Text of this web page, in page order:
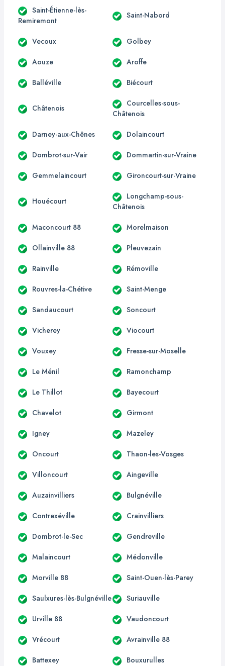
Saint-Étienne-lès-
Remiremont
Saint-Nabord
Vecoux Golbey
Aouze Aroffe
Balléville Biécourt
Châtenois
Courcelles-sous-
Châtenois
Darney-aux-Chênes Dolaincourt
Dombrot-sur-Vair Dommartin-sur-Vraine
Gemmelaincourt Gironcourt-sur-Vraine
Houécourt
Longchamp-sous-
Châtenois
Maconcourt 88 Morelmaison
Ollainville 88 Pleuvezain
Rainville Rémoville
Rouvres-la-Chétive Saint-Menge
Sandaucourt Soncourt
Vicherey Viocourt
Vouxey Fresse-sur-Moselle
Le Ménil Ramonchamp
Le Thillot Bayecourt
Chavelot Girmont
Igney Mazeley
Oncourt Thaon-les-Vosges
Villoncourt Aingeville
Auzainvilliers Bulgnéville
Contrexéville Crainvilliers
Dombrot-le-Sec Gendreville
Malaincourt Médonville
Morville 88 Saint-Ouen-lès-Parey
Saulxures-lès-Bulgnéville Suriauville
Urville 88 Vaudoncourt
Vrécourt Avrainville 88
Battexey Bouxurulles